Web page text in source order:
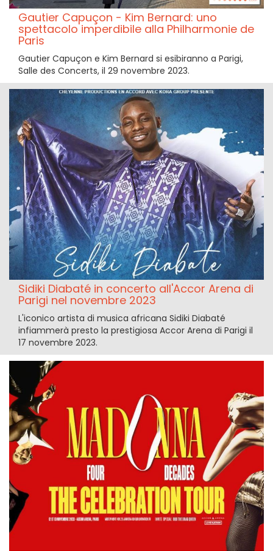
Gautier Capuçon - Kim Bernard: uno
spettacolo imperdibile alla Philharmonie de
Paris
Gautier Capuçon e Kim Bernard si esibiranno a Parigi,
Salle des Concerts, il 29 novembre 2023.
Sidiki Diabaté in concerto all'Accor Arena di
Parigi nel novembre 2023
L'iconico artista di musica africana Sidiki Diabaté
infiammerà presto la prestigiosa Accor Arena di Parigi il
17 novembre 2023.